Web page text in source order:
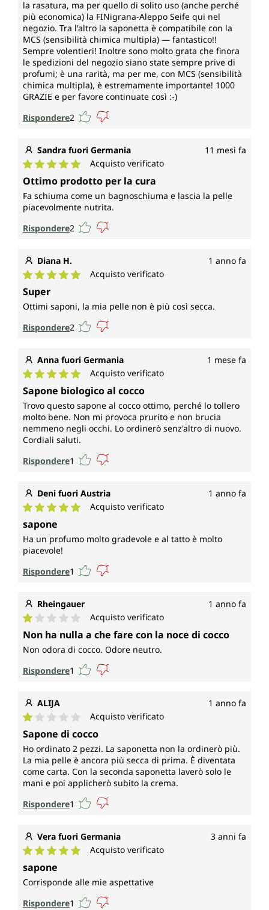
la rasatura, ma per quello di solito uso (anche perché
più economica) la FINigrana-Aleppo Seife qui nel
negozio. Tra l'altro la saponetta è compatibile con la
MCS (sensibilità chimica multipla) — fantastico!!
Sempre volentieri! Inoltre sono molto grata che finora
le spedizioni del negozio siano state sempre prive di
profumi; è una rarità, ma per me, con MCS (sensibilità
chimica multipla), è estremamente importante! 1000
GRAZIE e per favore continuate così :-)
Rispondere2
Sandra fuori Germania 11 mesi fa
Valutazione media di 5 su 5 stelle
Acquisto verificato
Ottimo prodotto per la cura
Fa schiuma come un bagnoschiuma e lascia la pelle
piacevolmente nutrita.
Rispondere2
Diana H. 1 anno fa
Valutazione media di 5 su 5 stelle
Acquisto verificato
Super
Ottimi saponi, la mia pelle non è più così secca.
Rispondere2
Anna fuori Germania 1 mese fa
Valutazione media di 5 su 5 stelle
Acquisto verificato
Sapone biologico al cocco
Trovo questo sapone al cocco ottimo, perché lo tollero
molto bene. Non mi provoca prurito e non brucia
nemmeno negli occhi. Lo ordinerò senz'altro di nuovo.
Cordiali saluti.
Rispondere1
Deni fuori Austria 1 anno fa
Acquisto verificato
sapone
Ha un profumo molto gradevole e al tatto è molto
piacevole!
Rispondere1
Rheingauer 1 anno fa
Valutazione media di 1 su 5 stelle
Acquisto verificato
Non ha nulla a che fare con la noce di cocco
Non odora di cocco. Odore neutro.
Rispondere1
ALIJA 1 anno fa
Valutazione media di 1 su 5 stelle
Acquisto verificato
Sapone di cocco
Ho ordinato 2 pezzi. La saponetta non la ordinerò più.
La mia pelle è ancora più secca di prima. È diventata
come carta. Con la seconda saponetta laverò solo le
mani e poi applicherò subito la crema.
Rispondere1
Vera fuori Germania 3 anni fa
Acquisto verificato
sapone
Corrisponde alle mie aspettative
Rispondere1